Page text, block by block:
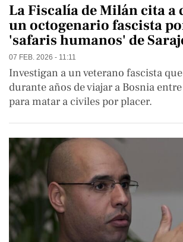
La Fiscalía de Milán cita a
un octogenario fascista
'safaris humanos' de
07 FEB. 2026 - 11:11
Investigan a un veterano fascista
durante años de viajar a Bosnia
para matar a civiles por placer.